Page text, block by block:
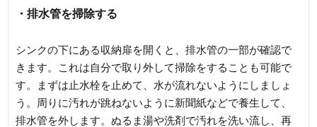
・排水管を掃除する
シンクの下にある収納扉を開くと、排水管の一部が確認で
きます。これは自分で取り外して掃除をすることも可能で
す。まずは止水栓を止めて、水が流れないようにしましょ
う。周りに汚れが跳ねないように新聞紙などで養生して、
排水管を外します。ぬるま湯や洗剤で汚れを洗い流し、再